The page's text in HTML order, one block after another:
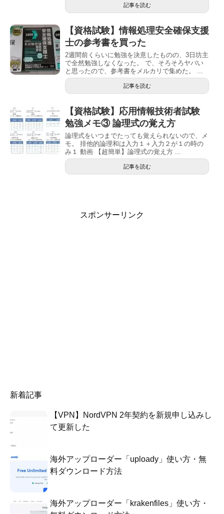
記事を読む
【資格試験】情報処理安全確保支援
士の参考書を買った
2週間前くらいに勉強を決意したものの、3日坊主
で全然勉強しなくなった。 で、そろそろヤバい
と思ったので、参考書をメルカリで集めた。 ...
記事を読む
【資格試験】応用情報技術者試験
勉強メモ③ 論理式の覚え方
論理式をいつまでたっても覚えられないので、メ
モ。 排他的論理和は入力１＋入力２が１の時の
み１ 動画 【超簡単】論理式の覚え方 ...
記事を読む
スポンサーリンク
新着記事
【VPN】NordVPN 2年契約を新規申し込みし
て更新した
海外アップローダー「uploady」使い方・無
料ダウンロード方法
海外アップローダー「krakenfiles」使い方・